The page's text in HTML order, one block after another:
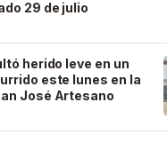
29 de julio
herido leve en un
este lunes en la
José Artesano